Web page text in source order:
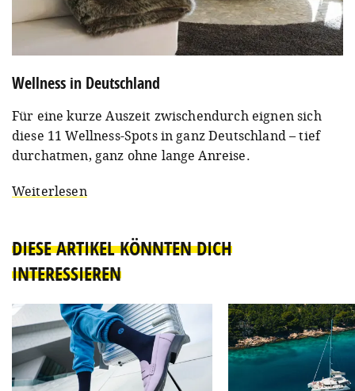
Wellness in Deutschland
Für eine kurze Auszeit zwischendurch eignen sich
diese 11 Wellness-Spots in ganz Deutschland – tief
durchatmen, ganz ohne lange Anreise.
Weiterlesen
DIESE ARTIKEL KÖNNTEN DICH
INTERESSIEREN